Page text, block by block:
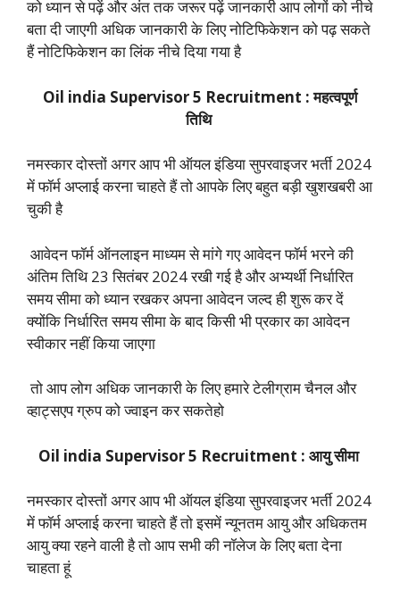
को ध्यान से पढ़ें और अंत तक जरूर पढ़ें जानकारी आप लोगों को नीचे
बता दी जाएगी अधिक जानकारी के लिए नोटिफिकेशन को पढ़ सकते
हैं नोटिफिकेशन का लिंक नीचे दिया गया है
Oil india Supervisor 5 Recruitment : महत्वपूर्ण
तिथि
नमस्कार दोस्तों अगर आप भी ऑयल इंडिया सुपरवाइजर भर्ती 2024
में फॉर्म अप्लाई करना चाहते हैं तो आपके लिए बहुत बड़ी खुशखबरी आ
चुकी है
आवेदन फॉर्म ऑनलाइन माध्यम से मांगे गए आवेदन फॉर्म भरने की
अंतिम तिथि 23 सितंबर 2024 रखी गई है और अभ्यर्थी निर्धारित
समय सीमा को ध्यान रखकर अपना आवेदन जल्द ही शुरू कर दें
क्योंकि निर्धारित समय सीमा के बाद किसी भी प्रकार का आवेदन
स्वीकार नहीं किया जाएगा
तो आप लोग अधिक जानकारी के लिए हमारे टेलीग्राम चैनल और
व्हाट्सएप ग्रुप को ज्वाइन कर सकतेहो
Oil india Supervisor 5 Recruitment : आयु सीमा
नमस्कार दोस्तों अगर आप भी ऑयल इंडिया सुपरवाइजर भर्ती 2024
में फॉर्म अप्लाई करना चाहते हैं तो इसमें न्यूनतम आयु और अधिकतम
आयु क्या रहने वाली है तो आप सभी की नॉलेज के लिए बता देना
चाहता हूं